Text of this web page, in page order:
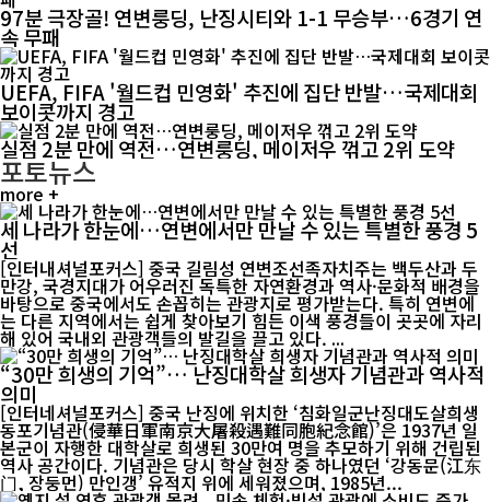
97분 극장골! 연변룽딩, 난징시티와 1-1 무승부…6경기 연
속 무패
UEFA, FIFA '월드컵 민영화' 추진에 집단 반발…국제대회
보이콧까지 경고
실점 2분 만에 역전…연변룽딩, 메이저우 꺾고 2위 도약
포토뉴스
more +
세 나라가 한눈에…연변에서만 만날 수 있는 특별한 풍경 5
선
[인터내셔널포커스] 중국 길림성 연변조선족자치주는 백두산과 두
만강, 국경지대가 어우러진 독특한 자연환경과 역사·문화적 배경을
바탕으로 중국에서도 손꼽히는 관광지로 평가받는다. 특히 연변에
는 다른 지역에서는 쉽게 찾아보기 힘든 이색 풍경들이 곳곳에 자리
해 있어 국내외 관광객들의 발길을 끌고 있다. ...
“30만 희생의 기억”… 난징대학살 희생자 기념관과 역사적
의미
[인터네셔널포커스] 중국 난징에 위치한 ‘침화일군난징대도살희생
동포기념관(侵華日軍南京大屠殺遇難同胞紀念館)’은 1937년 일
본군이 자행한 대학살로 희생된 30만여 명을 추모하기 위해 건립된
역사 공간이다. 기념관은 당시 학살 현장 중 하나였던 ‘강동문(江东
门, 장둥먼) 만인갱’ 유적지 위에 세워졌으며, 1985년...